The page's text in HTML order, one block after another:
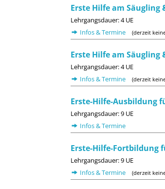
Erste Hilfe am
Lehrgangsdauer: 4 UE
Infos & Termine
(derzeit
Erste Hilfe am Säugling
Lehrgangsdauer: 4 UE
Infos & Termine
(derzeit
Erste-Hilfe-Ausbildung
Lehrgangsdauer: 9 UE
Infos & Termine
Erste-Hilfe-Fortbildung
Lehrgangsdauer: 9 UE
Infos & Termine
(derzeit